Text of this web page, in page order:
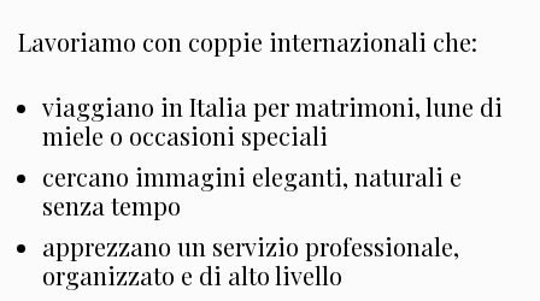
Lavoriamo con coppie internazionali che:
viaggiano in Italia per matrimoni, lune di
miele o occasioni speciali
cercano immagini eleganti, naturali e
senza tempo
apprezzano un servizio professionale,
organizzato e di alto livello